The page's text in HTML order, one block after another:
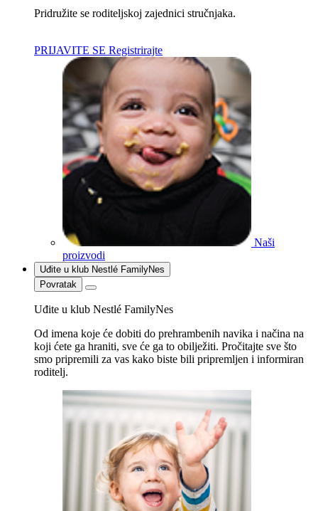
Pridružite se roditeljskoj zajednici stručnjaka.
PRIJAVITE SE Registrirajte
Naši
proizvodi
Uđite u klub Nestlé FamilyNes
Povratak
Uđite u klub Nestlé FamilyNes
Od imena koje će dobiti do prehrambenih navika i načina na
koji ćete ga hraniti, sve će ga to obilježiti. Pročitajte sve što
smo pripremili za vas kako biste bili pripremljen i informiran
roditelj.